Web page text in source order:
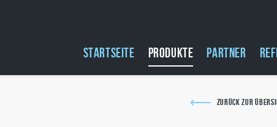
STARTSEITE PRODUKTE PARTNER
ZURÜCK ZUR